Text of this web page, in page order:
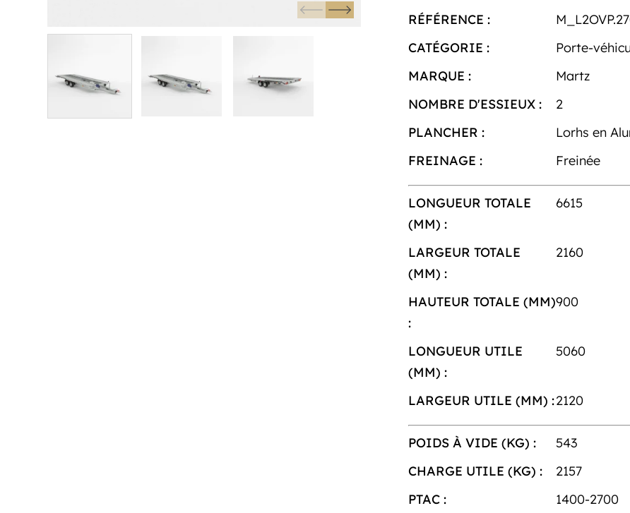
RÉFÉRENCE :
CATÉGORIE :
Porte-
MARQUE :
Martz
NOMBRE D'ESSIEUX :
2
PLANCHER :
Lorhs en
FREINAGE :
Freinée
LONGUEUR TOTALE
(MM) :
6615
LARGEUR TOTALE
(MM) :
2160
HAUTEUR TOTALE (MM)
:
900
LONGUEUR UTILE
(MM) :
5060
LARGEUR UTILE (MM) :2120
POIDS À VIDE (KG) :
543
CHARGE UTILE (KG) :
2157
PTAC :
1400-2700